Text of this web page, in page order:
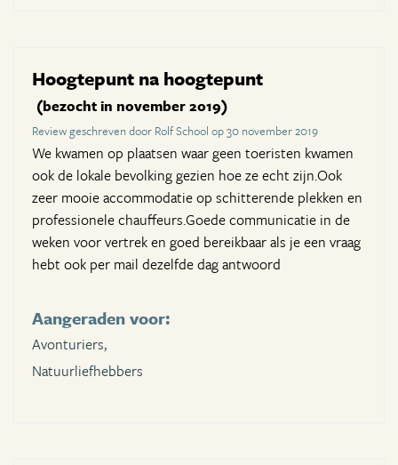
Hoogtepunt na hoogtepunt
(bezocht in november 2019)
Review geschreven door Rolf School op 30 november 2019
We kwamen op plaatsen waar geen toeristen kwamen
ook de lokale bevolking gezien hoe ze echt zijn.Ook
zeer mooie accommodatie op schitterende plekken en
professionele chauffeurs.Goede communicatie in de
weken voor vertrek en goed bereikbaar als je een vraag
hebt ook per mail dezelfde dag antwoord
Aangeraden voor:
Avonturiers,
Natuurliefhebbers